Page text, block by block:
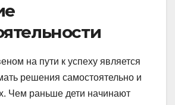
на пути к успеху является
решения самостоятельно и
Чем раньше дети начинают